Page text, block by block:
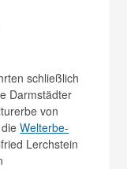
schließlich
Darmstädter
von
dieWelterbe-
Lerchstein